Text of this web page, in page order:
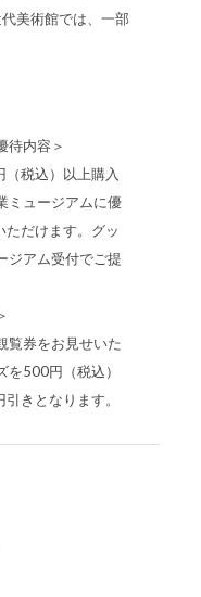
美術館では、一部
待内容＞
税込）以上購入
ミュージアムに優
だけます。グッ
ジアム受付でご提
覧券をお見せいた
500円（税込）
きとなります。